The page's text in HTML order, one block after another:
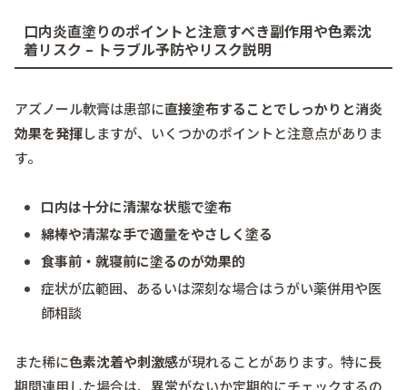
口内炎直塗りのポイントと注意すべき副作用や色素沈
着リスク – トラブル予防やリスク説明
アズノール軟膏は患部に直接塗布することでしっかりと消炎
効果を発揮しますが、いくつかのポイントと注意点がありま
す。
口内は十分に清潔な状態で塗布
綿棒や清潔な手で適量をやさしく塗る
食事前・就寝前に塗るのが効果的
症状が広範囲、あるいは深刻な場合はうがい薬併用や医
師相談
また稀に色素沈着や刺激感が現れることがあります。特に長
期間連用した場合は、異常がないか定期的にチェックするの